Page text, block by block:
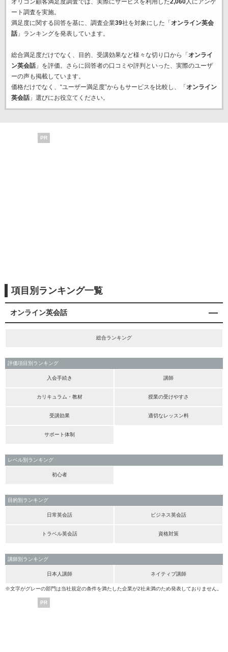
オリコン顧客満足度調査では、実際にサービスを利用した2,060人にアンケ
ート調査を実施。
満足度に関する回答を基に、調査企業39社を対象にした「 オンライン英会
話」ランキングを発表しています。
総合満足度だけでなく、目的、受講効果など様々な切り口から「 オンライ
ン英会話」を評価。さらに回答者の口コミや評判といった、実際のユーザ
ーの声も掲載しています。
価格だけでなく、“ユーザー満足度”からもサービスを比較し、「 オンライン
英会話」選びにお役立てください。
PR
項目別ランキング一覧
オンライン英会話
総合ランキング
評価項目別ランキング
入会手続き 講師
カリキュラム・教材 授業の受けやすさ
受講効果 適切なレッスン料
サポート体制
レベル別ランキング
初心者
目的別ランキング
日常英会話 ビジネス英会話
トラベル英会話 資格対策
講師別ランキング
日本人講師 ネイティブ講師
※文字がグレーの部門は当社規定の条件を満たした企業が2社未満のため発表しておりません。
PR